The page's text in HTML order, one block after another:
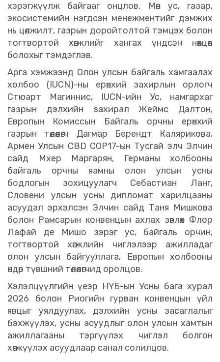
хэрэгжүүлж байгааг онцлов. Мөн ус, газар,
экосистемийн нэгдсэн менежментийг дэмжих
нь цөлжилт, газрын доройтолтой тэмцэх болон
тогтвортой хөгжлийг хангах үндсэн нөхцөл
болохыг тэмдэглэв.
Арга хэмжээнд Олон улсын байгаль хамгаалах
холбоо (IUCN)-ны ерөнхий захирлын орлогч
Стюарт Магиннис, IUCN-ийн Ус, намгархаг
газрын дэлхийн захирал Жеймс Далтон,
Европын Комиссын Байгаль орчны ерөнхий
газрын төлөөлөгч Дагмар Берендт Калярикова,
Армен Улсын CBD COP17-ын Тусгай элч Элчин
сайд Мхер Маргарян, Германы холбооны
байгаль орчны яамны олон улсын усны
бодлогын зохицуулагч Себастиан Ланг,
Словени улсын усны дипломат харилцааны
асуудал эрхэлсэн Элчин сайд Таня Мишкова
болон Рамсарын конвенцын ахлах зөвлөх Флор
Лафай де Мишо зэрэг ус, байгаль орчин,
тогтвортой хөгжлийн чиглэлээр ажилладаг
олон улсын байгууллага, Европын холбооны
өндөр түвшний төлөөлөгчид оролцов.
Хэлэлцүүлгийн үеэр НҮБ-ын Усны бага хурал
2026 болон Риогийн гурван конвенцын үйл
явцыг уялдуулах, дэлхийн усны засаглалыг
бэхжүүлэх, усны асуудлыг олон улсын хамтын
ажиллагааны тэргүүлэх чиглэл болгон
хөгжүүлэх асуудлаар санал солилцов.